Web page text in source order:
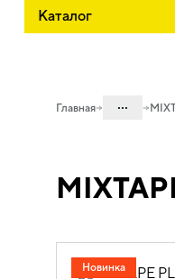
Каталог
Главная ...
08.
крепления
08.02.03
Новинка